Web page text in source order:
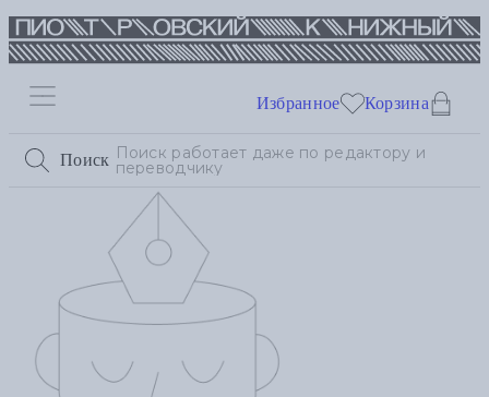
Поиск
Избранное Корзина